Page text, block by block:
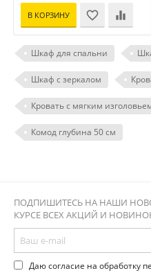
В КОРЗИНУ
Шкаф для спальни
Шкаф с зеркалом
Кровать с мягким
Комод глубина 50 см
ПОДПИШИТЕСЬ НА НАШИ
КУРСЕ ВСЕХ АКЦИЙ И
Даю согласие на обработку